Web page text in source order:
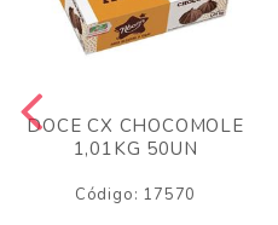
DOCE CX CHOCOMOLE
1,01KG 50UN
Código: 17570